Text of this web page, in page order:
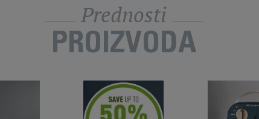
Prednosti
PROIZVODA